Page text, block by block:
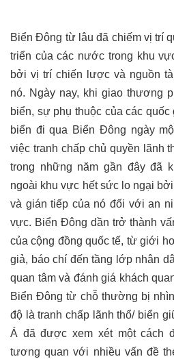
Biển Đông từ lâu đã chiếm vị trí
triển của các nước trong khu
bởi vị trí chiến lược và nguồn
nó. Ngày nay, khi giao thương
biển, sự phụ thuộc của các
biển đi qua Biển Đông ngày
việc tranh chấp chủ quyền lãnh
trong những năm gần đây đã
ngoài khu vực hết sức lo ngại
và gián tiếp của nó đối với an
vực. Biển Đông dần trở thành
của cộng đồng quốc tế, từ giới
giả, báo chí đến tầng lớp nhân
quan tâm và đánh giá khách
Biển Đông từ chỗ thường bị
độ là tranh chấp lãnh thổ/ biển
Á đã được xem xét một cách
tương quan với nhiều vấn đề